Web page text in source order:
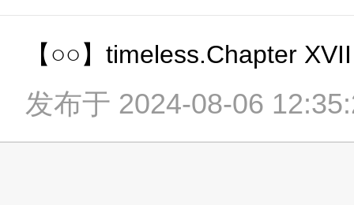
【○○】timeless.Chapter XVII
发布于 2024-08-06